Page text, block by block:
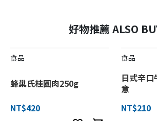
好物推薦 ALSO
食品
蜂巢氏桂圓肉250g
NT$420
食品
日式辛
意
NT$210